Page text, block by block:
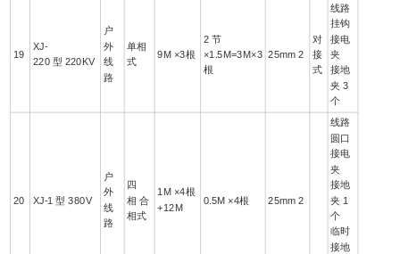
19
XJ-
220 型 220KV
户
外
线
路
单相
式
9M ×3根
2 节
×1.5M=3M×3
根
25mm 2
对
接
式
线路
挂钩
接电
夹
接地
夹 3
个
20 XJ-1 型 380V
户
外
线
路
四
相 合
相式
1M ×4根
+12M
0.5M ×4根 25mm 2
线路
圆口
接电
夹
接地
夹 1
个
临时
接地